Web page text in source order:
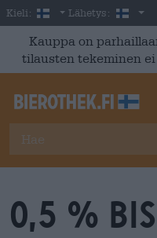
Skip to main content
Kieli: Finnish
Lähetys:
Kauppa on
tilausten tekeminen ei
0,5 %